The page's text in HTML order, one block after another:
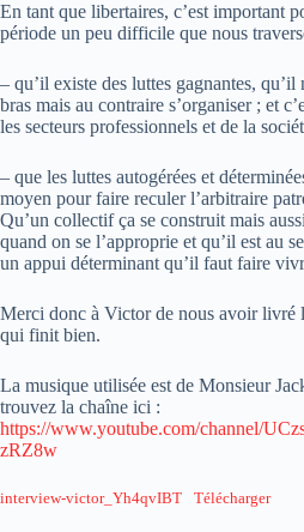
En tant que libertaires, c’est important
période un peu difficile que nous
– qu’il existe des luttes gagnantes, qu’il
bras mais au contraire s’organiser ; et
les secteurs professionnels et de la
– que les luttes autogérées et
moyen pour faire reculer l’arbitraire
Qu’un collectif ça se construit mais
quand on se l’approprie et qu’il est au
un appui déterminant qu’il faut faire
Merci donc à Victor de nous avoir livré
qui finit bien.
La musique utilisée est de Monsieur
trouvez la chaîne ici :
https://www.youtube.com/channel/
zRZ8w
interview-victor_Yh4qvIBT Télécharger